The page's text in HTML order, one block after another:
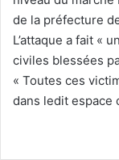
de la préfecture
L’attaque a fait «
civiles blessées
« Toutes ces
dans ledit espace